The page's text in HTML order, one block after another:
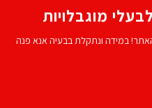
מוגבלויות
במידה ונתקלת בבעיה אנא פנה